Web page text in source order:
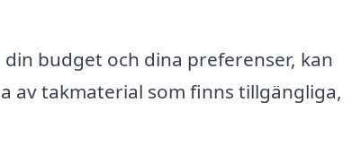
din budget och dina preferenser, kan
av takmaterial som finns tillgängliga,